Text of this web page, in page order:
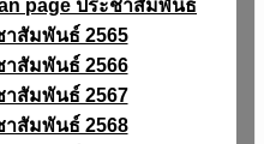
page ประชาสัมพันธ์
าสัมพันธ์ 2565
าสัมพันธ์ 2566
าสัมพันธ์ 2567
าสัมพันธ์ 2568